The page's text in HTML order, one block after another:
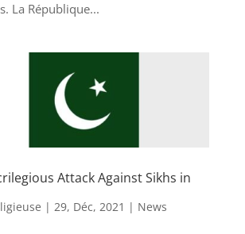
La République...
Attack Against Sikhs in
| 29, Déc, 2021 | News